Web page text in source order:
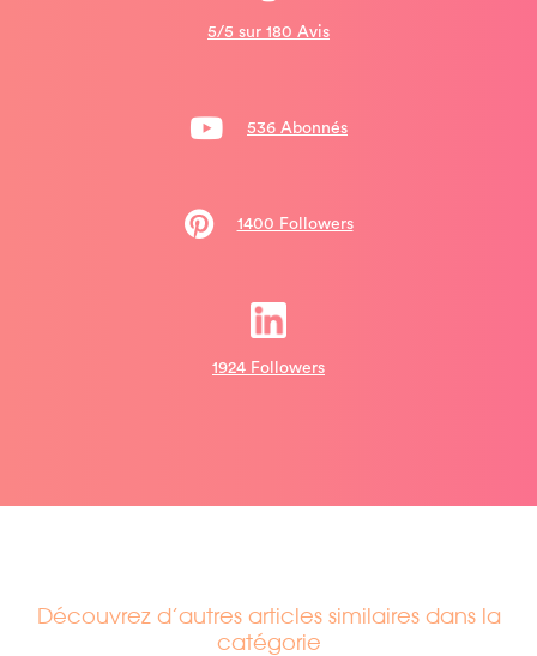
5/5 sur 180 Avis
536 Abonnés
1400 Followers
1924 Followers
Découvrez d’autres articles similaires dans la
catégorie